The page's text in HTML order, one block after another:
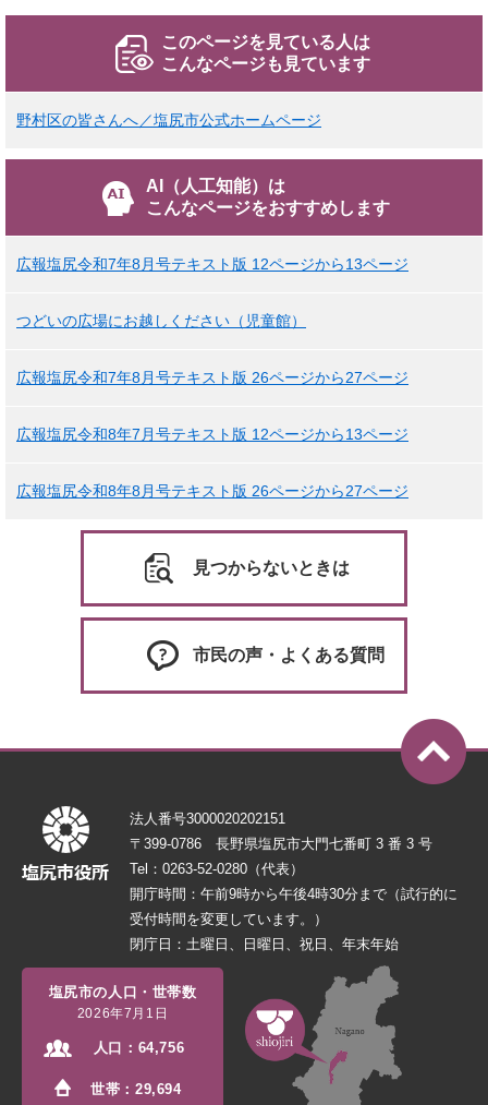
このページを見ている人は
こんなページも見ています
野村区の皆さんへ／塩尻市公式ホームページ
AI（人工知能）は
こんなページをおすすめします
広報塩尻令和7年8月号テキスト版 12ページから13ページ
つどいの広場にお越しください（児童館）
広報塩尻令和7年8月号テキスト版 26ページから27ページ
広報塩尻令和8年7月号テキスト版 12ページから13ページ
広報塩尻令和8年8月号テキスト版 26ページから27ページ
見つからないときは
市民の声・よくある質問
法人番号3000020202151
〒399-0786 長野県塩尻市大門七番町 3 番 3 号
Tel：0263-52-0280（代表）
開庁時間：午前9時から午後4時30分まで（試行的に
受付時間を変更しています。）
閉庁日：土曜日、日曜日、祝日、年末年始
塩尻市の人口・世帯数
2026年7月1日
人口： 64,756
世帯：29,694